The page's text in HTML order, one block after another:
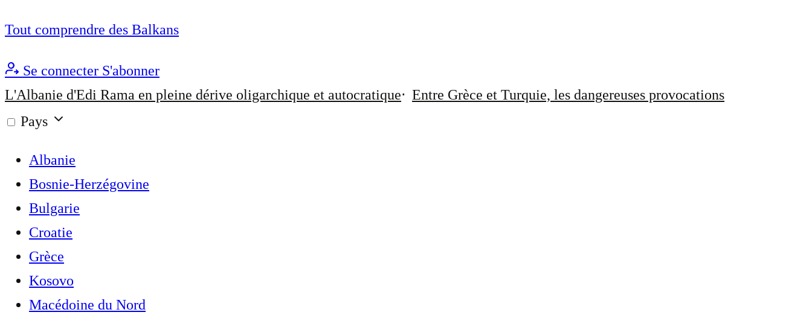
Tout comprendre des Balkans
Se connecter S'abonner
L'Albanie d'Edi Rama en pleine dérive oligarchique et autocratique
Entre Grèce et Turquie, les dangereuses provocations
Pays
Albanie
Bosnie-Herzégovine
Bulgarie
Croatie
Grèce
Kosovo
Macédoine du Nord